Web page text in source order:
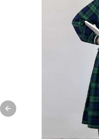
Previous slide